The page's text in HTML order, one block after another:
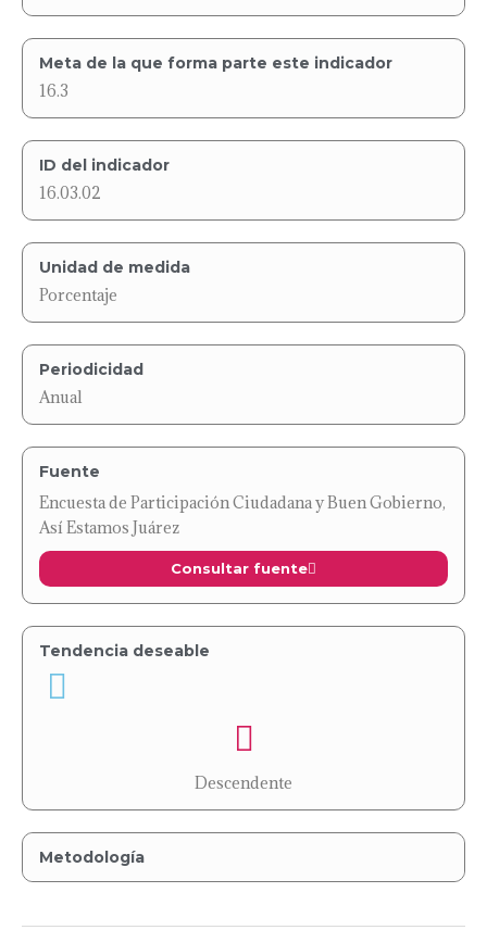
Meta de la que forma parte este indicador
16.3
ID del indicador
16.03.02
Unidad de medida
Porcentaje
Periodicidad
Anual
Fuente
Encuesta de Participación Ciudadana y Buen Gobierno,
Así Estamos Juárez
Consultar fuente
Tendencia deseable
Descendente
Metodología